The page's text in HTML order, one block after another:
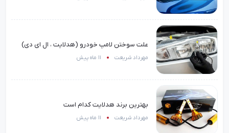
علت سوختن لامپ خودرو (هدلایت ، ال ای دی)
مهرداد شریعت 11 ماه پیش
بهترین برند هدلایت کدام است
مهرداد شریعت 11 ماه پیش